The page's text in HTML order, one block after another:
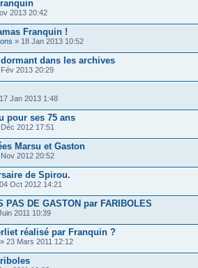
2013 20:42
Franquin !
» 18 Jan 2013 10:52
dans les archives
2013 20:29
Jan 2013 1:48
pour ses 75 ans
2012 17:51
Marsu et Gaston
2012 20:52
de Spirou.
Oct 2012 14:21
PAS DE GASTON par FARIBOLES
2011 10:39
réalisé par Franquin ?
» 23 Mars 2011 12:12